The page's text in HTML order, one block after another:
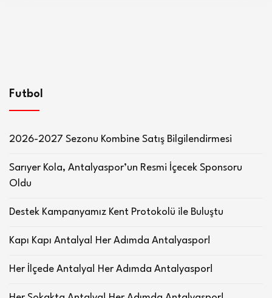
Futbol
2026-2027 Sezonu Kombine Satış Bilgilendirmesi
Sarıyer Kola, Antalyaspor’un Resmi İçecek Sponsoru
Oldu
Destek Kampanyamız Kent Protokolü ile Buluştu
Kapı Kapı Antalya! Her Adımda Antalyaspor!
Her İlçede Antalya! Her Adımda Antalyaspor!